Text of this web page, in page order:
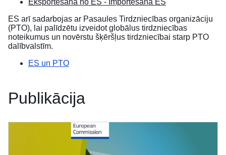
Eksportēšana no ES - Importēšana ES
ES arī sadarbojas ar Pasaules Tirdzniecības organizāciju
(PTO), lai palīdzētu izveidot globālus tirdzniecības
noteikumus un novērstu šķēršļus tirdzniecībai starp PTO
dalībvalstīm.
ES un PTO
Publikācija